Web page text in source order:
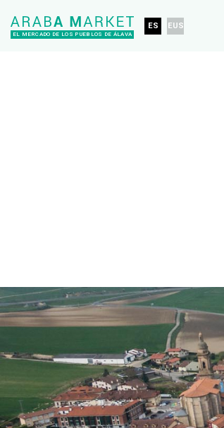
EL MERCADO DE LOS PUEBLOS DE ÁLAVA
ES EUS